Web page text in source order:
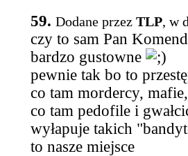
59. Dodane przez TLP, w
czy to sam Pan
bardzo gustowne
pewnie tak bo to
co tam mordercy,
co tam pedofile i
wyłapuje takich
to nasze miejsce